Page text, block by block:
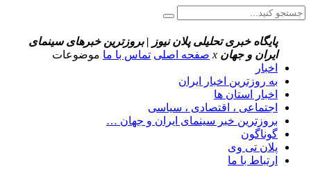
پایگاه خبری تحلیلی پلان نیوز | بروزترین خبرهای سینمای
ایران و جهان x صفحه اصلی تماس با ما موضوعات
اخبار
به روزترین اخبار ایران
اخبار استان ها
اجتماعی ، اقتصادی ، سیاسی
بروزترین خبر سینمای ایران و جهان …
گوناگون
پلان تی وی
ارتباط با ما